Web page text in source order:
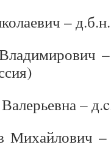
–
–
Михайлович